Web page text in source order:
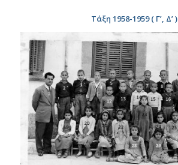
Τάξη 1958-1959 ( Γ’, Δ’ )